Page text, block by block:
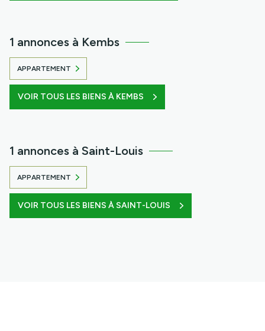
1 annonces à Kembs
APPARTEMENT
VOIR TOUS LES BIENS À KEMBS
1 annonces à Saint-Louis
APPARTEMENT
VOIR TOUS LES BIENS À SAINT-LOUIS